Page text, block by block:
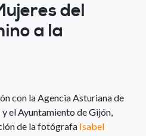
del
a la
con la Agencia Asturiana de
el Ayuntamiento de Gijón,
de la fotógrafa Isabel